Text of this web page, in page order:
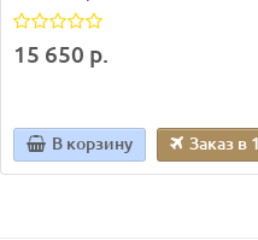
15 650 р.
В корзину Заказ в